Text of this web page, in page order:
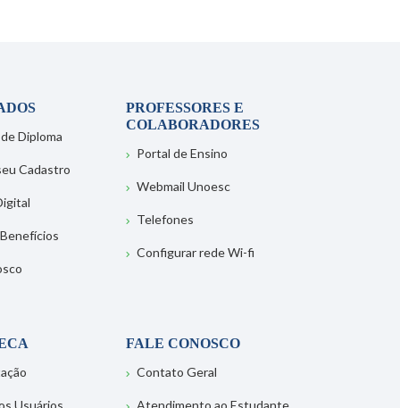
Diploma
Cadastro
PROFESSORES E
COLABORADORES
Portal de Ensino
Webmail Unoesc
Telefones
Configurar rede Wi-fi
Usuários
FALE CONOSCO
Contato Geral
Atendimento ao Estudante